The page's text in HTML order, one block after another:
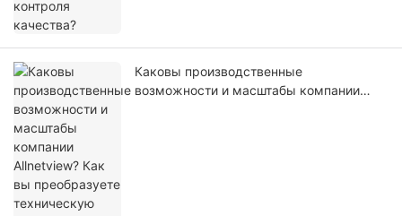
Каковы производственные
возможности и масштабы компании